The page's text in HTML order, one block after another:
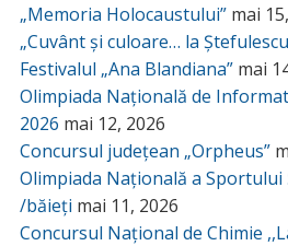
„Memoria Holocaustului” mai
„Cuvânt și culoare… la
Festivalul „Ana Blandiana” mai
Olimpiada Națională de
2026 mai 12, 2026
Concursul județean „Orpheus”
Olimpiada Națională a
/băieți mai 11, 2026
Concursul Național de Chimie